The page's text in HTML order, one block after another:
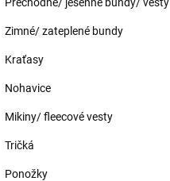
Zimné/ zateplené bundy
Kraťasy
Nohavice
Mikiny/ fleecové vesty
Tričká
Ponožky